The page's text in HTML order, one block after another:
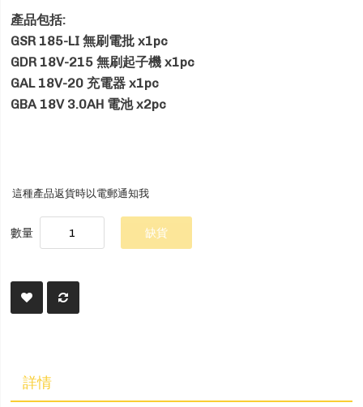
產品包括:
GSR 185-LI 無刷電批 x1pc
GDR 18V-215 無刷起子機 x1pc
GAL 18V-20 充電器 x1pc
GBA 18V 3.0AH 電池 x2pc
這種產品返貨時以電郵通知我
數量 缺貨
詳情